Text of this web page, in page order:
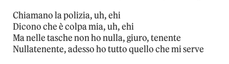
Chiamano la polizia, uh, ehi
Dicono che è colpa mia, uh, ehi
Ma nelle tasche non ho nulla, giuro, tenente
Nullatenente, adesso ho tutto quello che mi serve